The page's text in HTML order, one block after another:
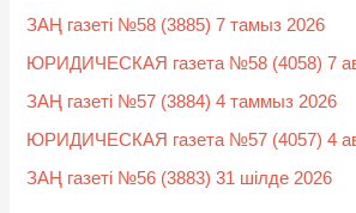
ЗАҢ газеті №58 (3885) 7 тамыз 2026
ЮРИДИЧЕСКАЯ газета №58 (4058) 7
ЗАҢ газеті №57 (3884) 4 таммыз 2026
ЮРИДИЧЕСКАЯ газета №57 (4057) 4
ЗАҢ газеті №56 (3883) 31 шілде 2026